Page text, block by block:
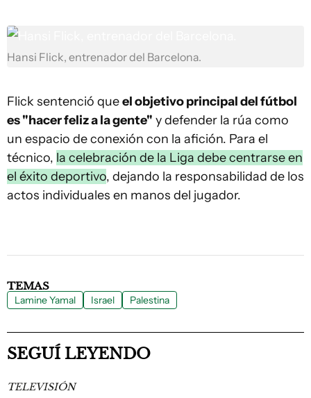
Hansi Flick, entrenador del Barcelona.
Flick sentenció queel objetivo principal del fútbol
es "hacer feliz a la gente" y defender la rúa como
un espacio de conexión con la afición. Para el
técnico, la celebración de la Liga debe centrarse en
el éxito deportivo, dejando la responsabilidad de los
actos individuales en manos del jugador.
TEMAS
Lamine Yamal Israel Palestina
SEGUÍ LEYENDO
TELEVISIÓN